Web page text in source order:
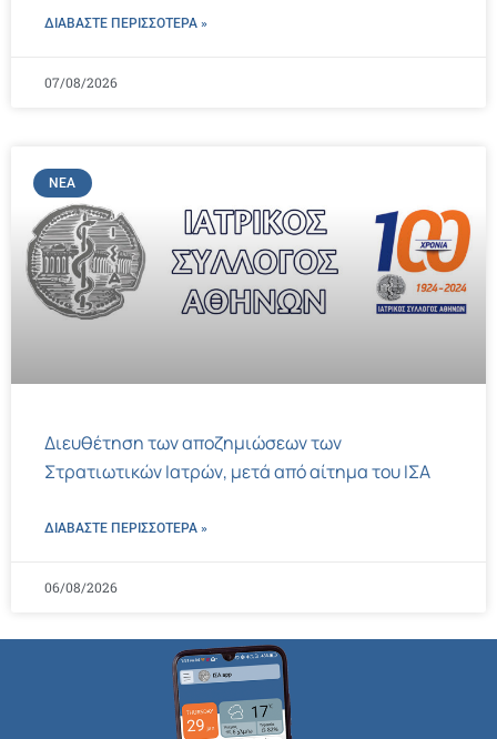
ΔΙΑΒΑΣΤΕ ΠΕΡΙΣΣΌΤΕΡΑ »
07/08/2026
ΝΈΑ
Διευθέτηση των αποζημιώσεων των
Στρατιωτικών Ιατρών, μετά από αίτημα του ΙΣΑ
ΔΙΑΒΑΣΤΕ ΠΕΡΙΣΣΌΤΕΡΑ »
06/08/2026